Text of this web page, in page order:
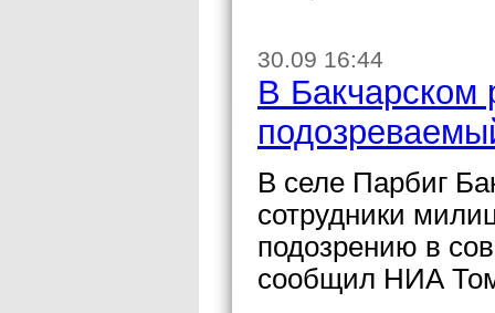
30.09 16:44
В Бакчарском
В селе Парбиг
сотрудники
подозрению в
сообщил НИА